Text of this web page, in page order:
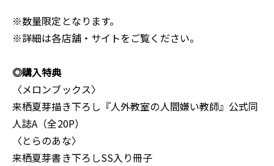
※数量限定となります。
※詳細は各店舗・サイトをご覧ください。
◎購入特典
〈メロンブックス〉
来栖夏芽描き下ろし『人外教室の人間嫌い教師』公式同
人誌A（全20P）
〈とらのあな〉
来栖夏芽書き下ろしSS入り冊子